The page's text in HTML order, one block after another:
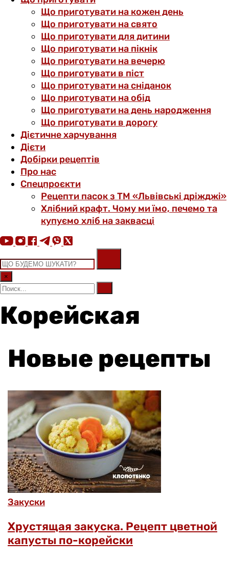
Що приготувати на кожен день
Що приготувати на свято
Що приготувати для дитини
Що приготувати на пікнік
Що приготувати на вечерю
Що приготувати в піст
Що приготувати на сніданок
Що приготувати на обід
Що приготувати на день народження
Що приготувати в дорогу
Дієтичне харчування
Дієти
Добірки рецептів
Про нас
Спецпроєкти
Рецепти пасок з ТМ «Львівські дріжджі»
Хлібний крафт. Чому ми їмо, печемо та
купуємо хліб на заквасці
×
Корейская
Новые рецепты
Закуски
Хрустящая закуска. Рецепт цветной
капусты по-корейски